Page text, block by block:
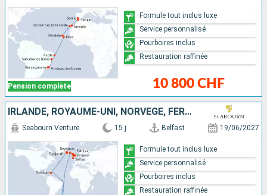
Pension complète 10 800 CHF
Formule tout inclus luxe
Service personnalisé
Pourboires inclus
Restauration raffinée
IRLANDE, ROYAUME-UNI, NORVÈGE, FÉROÉ (ÎLES), DANEMARK, PORTO RICO, ISLANDE
Seabourn Venture 15 j Belfast 19/06/2027
Formule tout inclus luxe
Service personnalisé
Pourboires inclus
Restauration raffinée